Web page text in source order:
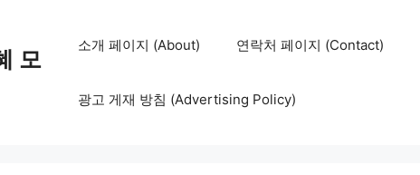
모
소개 페이지 (About) 연락처 페이지 (Contact)
광고 게재 방침 (Advertising Policy)